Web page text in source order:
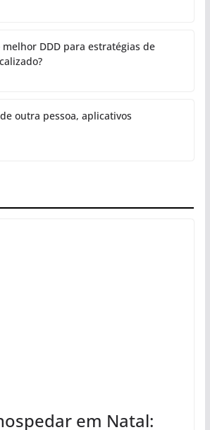
melhor DDD para estratégias de
outra pessoa, aplicativos
em Natal: